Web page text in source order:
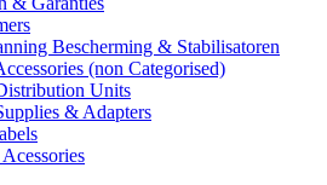
Bescherming & Stabilisatoren
(non Categorised)
Units
& Adapters